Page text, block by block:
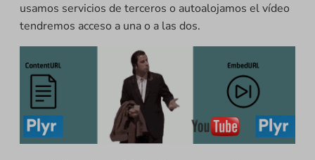
usamos servicios de terceros o autoalojamos el vídeo
tendremos acceso a una o a las dos.